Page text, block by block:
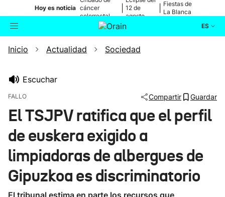
Hoy es noticia cáncer
colorrectal
12 de
agosto
Fiestas de
La Blanca
ES
Buscador Actualidad
Ikusmiran
Eguraldia
Inicio Actualidad Sociedad
Escuchar
FALLO Compartir Guardar
El TSJPV ratifica que el perfil
de euskera exigido a
limpiadoras de albergues de
Gipuzkoa es discriminatorio
El tribunal estima en parte los recursos que